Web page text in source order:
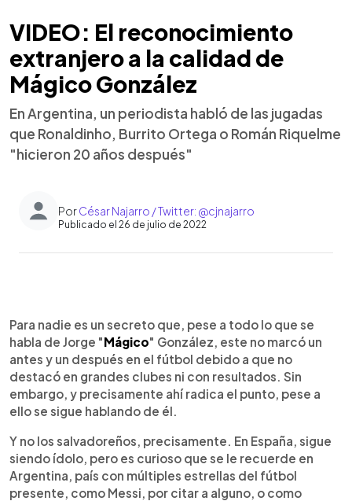
VIDEO: El reconocimiento
extranjero a la calidad de
Mágico González
En Argentina, un periodista habló de las jugadas
que Ronaldinho, Burrito Ortega o Román Riquelme
"hicieron 20 años después"
PorCésar Najarro / Twitter: @cjnajarro
Publicado el 26 de julio de 2022
► Escuchar artículo
Para nadie es un secreto que, pese a todo lo que se
habla de Jorge "Mágico" González, este no marcó un
antes y un después en el fútbol debido a que no
destacó en grandes clubes ni con resultados. Sin
embargo, y precisamente ahí radica el punto, pese a
ello se sigue hablando de él.
Y no los salvadoreños, precisamente. En España, sigue
siendo ídolo, pero es curioso que se le recuerde en
Argentina, país con múltiples estrellas del fútbol
presente, como Messi, por citar a alguno, o como